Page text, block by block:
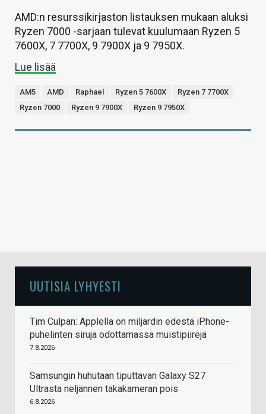
AMD:n resurssikirjaston listauksen mukaan aluksi
Ryzen 7000 -sarjaan tulevat kuulumaan Ryzen 5
7600X, 7 7700X, 9 7900X ja 9 7950X.
Lue lisää
AM5 AMD Raphael Ryzen 5 7600X
Ryzen 7 7700X
Ryzen 7000
Ryzen 9 7900X Ryzen 9 7950X
UUTISIA LYHYESTI
Tim Culpan: Applella on miljardin edestä iPhone-
puhelinten siruja odottamassa muistipiirejä
7.8.2026
Samsungin huhutaan tiputtavan Galaxy S27
Ultrasta neljännen takakameran pois
6.8.2026